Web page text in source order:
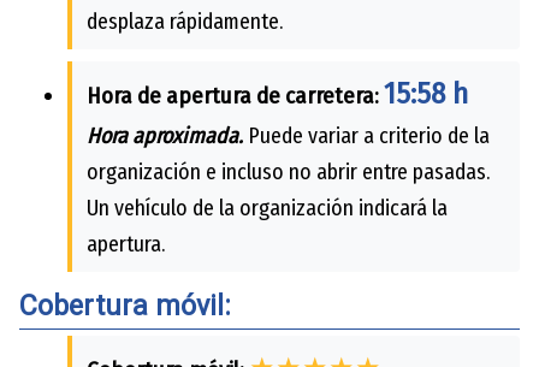
desplaza rápidamente.
Hora de apertura de carretera:15:58 h
Hora aproximada. Puede variar a criterio de la
organización e incluso no abrir entre pasadas.
Un vehículo de la organización indicará la
apertura.
Cobertura móvil: